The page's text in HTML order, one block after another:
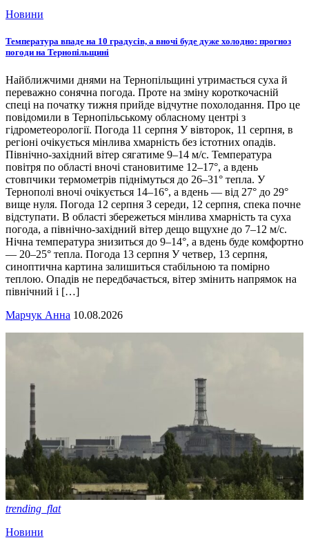
Новини
Температура впаде на 10 градусів, а вночі буде дуже холодно: прогноз
погоди на Тернопільщині
Найближчими днями на Тернопільщині утримається суха й
переважно сонячна погода. Проте на зміну короткочасній
спеці на початку тижня прийде відчутне похолодання. Про це
повідомили в Тернопільському обласному центрі з
гідрометеорології. Погода 11 серпня У вівторок, 11 серпня, в
регіоні очікується мінлива хмарність без істотних опадів.
Північно-західний вітер сягатиме 9–14 м/с. Температура
повітря по області вночі становитиме 12–17°, а вдень
стовпчики термометрів піднімуться до 26–31° тепла. У
Тернополі вночі очікується 14–16°, а вдень — від 27° до 29°
вище нуля. Погода 12 серпня З середи, 12 серпня, спека почне
відступати. В області збережеться мінлива хмарність та суха
погода, а північно-західний вітер дещо вщухне до 7–12 м/с.
Нічна температура знизиться до 9–14°, а вдень буде комфортно
— 20–25° тепла. Погода 13 серпня У четвер, 13 серпня,
синоптична картина залишиться стабільною та помірно
теплою. Опадів не передбачається, вітер змінить напрямок на
північний і […]
Марчук Анна 10.08.2026
trending_flat
Новини